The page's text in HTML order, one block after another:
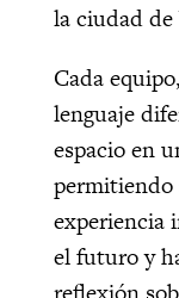
la ciudad de
Cada
lenguaje
espacio en
permitiendo
experiencia
el futuro y